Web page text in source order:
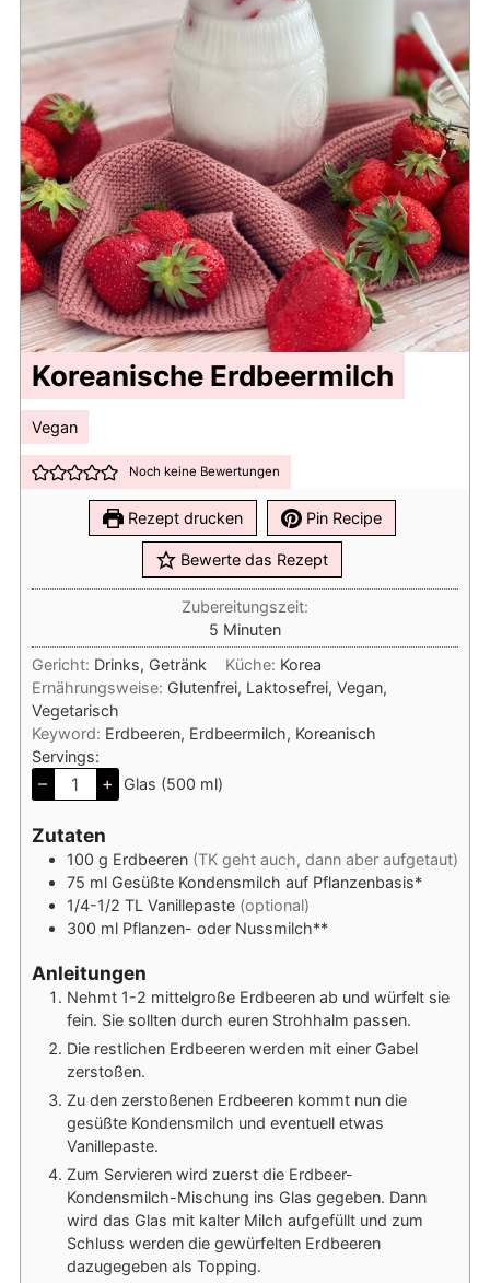
Koreanische Erdbeermilch
Vegan
Noch keine Bewertungen
Rezept drucken Pin Recipe
Bewerte das Rezept
Zubereitungszeit:
5 Minuten
Minuten
Gericht: Drinks, Getränk Küche: Korea
Ernährungsweise: Glutenfrei, Laktosefrei, Vegan,
Vegetarisch
Keyword: Erdbeeren, Erdbeermilch, Koreanisch
Servings:
– + Glas (500 ml)
Zutaten
100 g Erdbeeren (TK geht auch, dann aber aufgetaut)
75 ml Gesüßte Kondensmilch auf Pflanzenbasis*
1/4-1/2 TL Vanillepaste (optional)
300 ml Pflanzen- oder Nussmilch**
Anleitungen
Nehmt 1-2 mittelgroße Erdbeeren ab und würfelt sie
fein. Sie sollten durch euren Strohhalm passen.
Die restlichen Erdbeeren werden mit einer Gabel
zerstoßen.
Zu den zerstoßenen Erdbeeren kommt nun die
gesüßte Kondensmilch und eventuell etwas
Vanillepaste.
Zum Servieren wird zuerst die Erdbeer-
Kondensmilch-Mischung ins Glas gegeben. Dann
wird das Glas mit kalter Milch aufgefüllt und zum
Schluss werden die gewürfelten Erdbeeren
dazugegeben als Topping.